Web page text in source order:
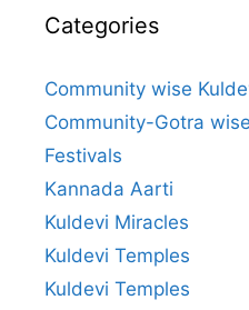
Categories
Community wise
Community-Gotra
Festivals
Kannada Aarti
Kuldevi Miracles
Kuldevi Temples
Kuldevi Temples